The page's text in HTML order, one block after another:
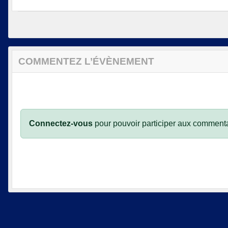
COMMENTEZ L’ÉVÈNEMENT
Connectez-vous pour pouvoir participer aux